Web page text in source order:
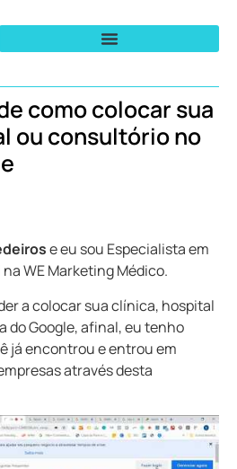
como colocar sua
ou consultório no
e eu sou Especialista em
WE Marketing Médico.
a colocar sua clínica, hospital
do Google, afinal, eu tenho
já encontrou e entrou em
através desta